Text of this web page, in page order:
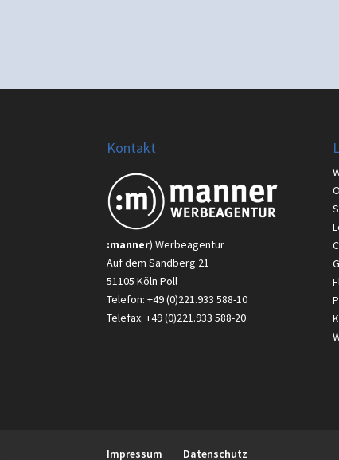
Kontakt
:manner) Werbeagentur
Auf dem Sandberg 21
51105 Köln Poll
Telefon: +49 (0)221.933 588-10
Telefax: +49 (0)221.933 588-20
Impressum Datenschutz